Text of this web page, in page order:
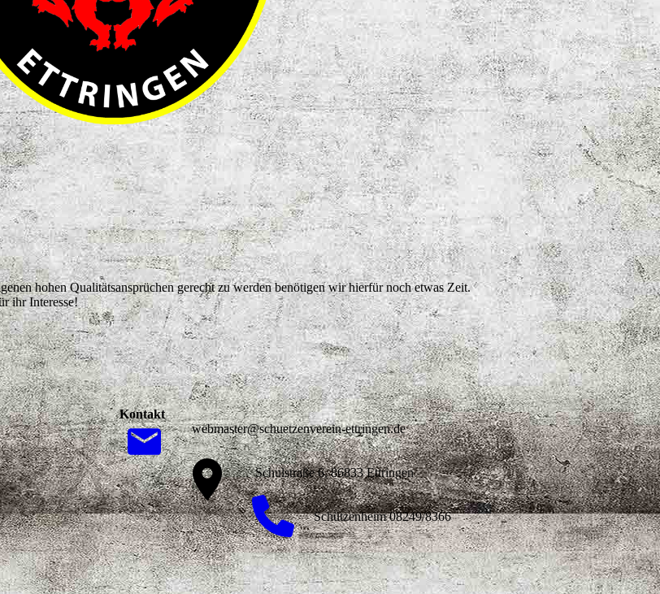
hohen Qualitätsansprüchen gerecht zu werden benötigen wir hierfür noch etwas Zeit.
ihr Interesse!
Kontakt
webmaster@schuetzenverein-ettringen.de
Schulstraße 6, 86833 Ettringen
Schützenheim 08249/8366